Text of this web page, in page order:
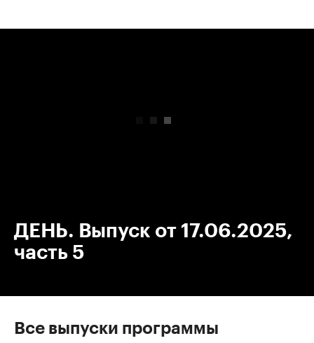
ДЕНЬ. Выпуск от 17.06.2025,
часть 5
Все выпуски программы